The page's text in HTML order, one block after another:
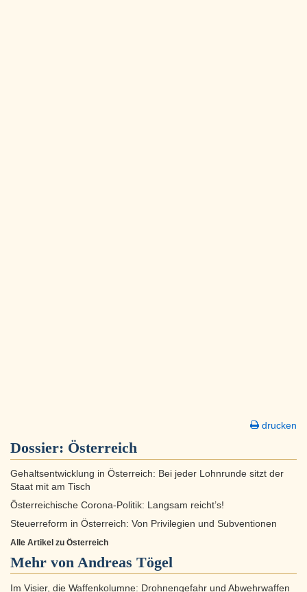
drucken
Dossier: Österreich
Gehaltsentwicklung in Österreich: Bei jeder Lohnrunde sitzt der
Staat mit am Tisch
Österreichische Corona-Politik: Langsam reicht’s!
Steuerreform in Österreich: Von Privilegien und Subventionen
Alle Artikel zu Österreich
Mehr von Andreas Tögel
Im Visier, die Waffenkolumne: Drohnengefahr und Abwehrwaffen